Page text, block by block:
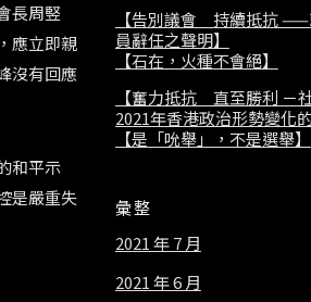
長周竪
應立即親
沒有回應
和平示
是嚴重失
【告別議會 持續抵抗
員辭任之聲明】
【石在，火種不會絕】
【奮力抵抗 直至勝利 －
2021年香港政治形勢變化的
【是「吮舉」，不是選舉】
彙整
2021 年 7 月
2021 年 6 月